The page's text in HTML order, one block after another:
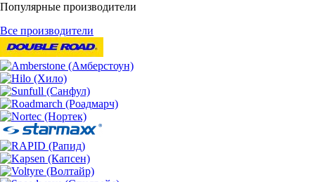
Популярные производители
Все производители